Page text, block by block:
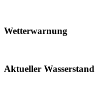
Wetterwarnung
Aktueller Wasserstand